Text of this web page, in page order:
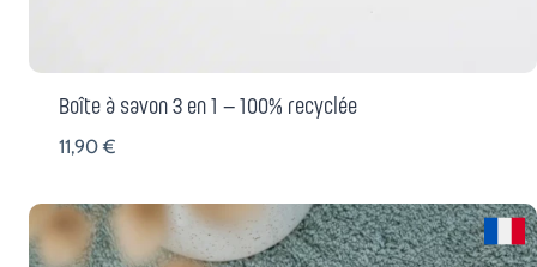
Boîte à savon 3 en 1 – 100% recyclée
11,90€